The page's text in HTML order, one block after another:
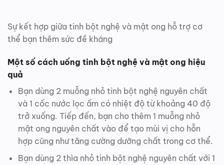
Sự kết hợp giữa tinh bột nghệ và mật ong hỗ trợ cơ
thể bạn thêm sức đề kháng
Một số cách uống tinh bột nghệ và mật ong hiệu
quả
Bạn dùng 2 muỗng nhỏ tinh bột nghệ nguyên chất
và 1 cốc nước lọc ấm có nhiệt độ từ khoảng 40 độ
trở xuống. Tiếp đến, bạn cho thêm 1 muỗng nhỏ
mật ong nguyên chất vào để tạo mùi vị cho hỗn
hợp cũng như tăng cường dưỡng chất trong cơ thể.
Bạn dùng 2 thìa nhỏ tinh bột nghệ nguyên chất với 1